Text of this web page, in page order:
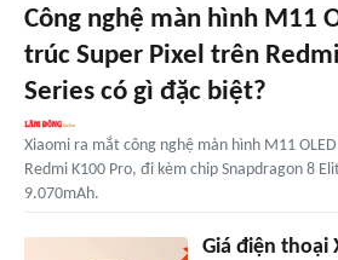
Công nghệ màn hình M11
trúc Super Pixel trên
Series có gì đặc biệt?
Xiaomi ra mắt công nghệ màn hình M11
Redmi K100 Pro, đi kèm chip Snapdragon 8
9.070mAh.
Giá điện thoại